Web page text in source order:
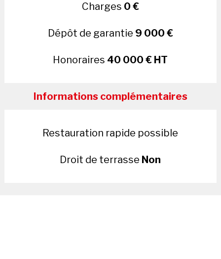
Charges 0 €
Dépôt de garantie 9 000 €
Honoraires 40 000 € HT
Informations complémentaires
Restauration rapide possible
Droit de terrasse Non